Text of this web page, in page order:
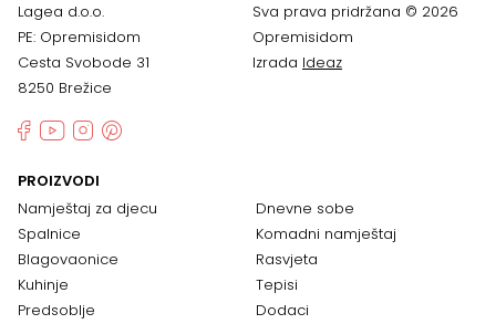
Lagea d.o.o.
PE: Opremisidom
Cesta Svobode 31
8250 Brežice
Sva prava pridržana © 2026
Opremisidom
Izrada Ideaz
PROIZVODI
Namještaj za djecu
Spalnice
Blagovaonice
Kuhinje
Predsoblje
Dnevne sobe
Komadni namještaj
Rasvjeta
Tepisi
Dodaci